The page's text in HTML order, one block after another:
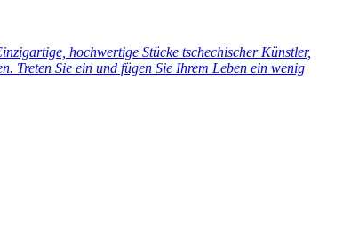
hochwertige Stücke tschechischer Künstler,
Treten Sie ein und fügen Sie Ihrem Leben ein wenig